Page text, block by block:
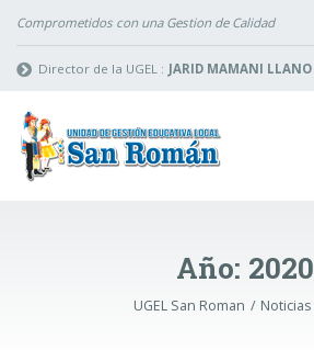
Comprometidos con una Gestion de Calidad
Director de la UGEL : JARID MAMANI LLANO
Año: 2020
UGEL San Roman Noticias